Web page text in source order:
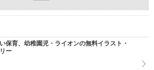
保育、幼稚園児・ライオンの無料イラスト・
ー